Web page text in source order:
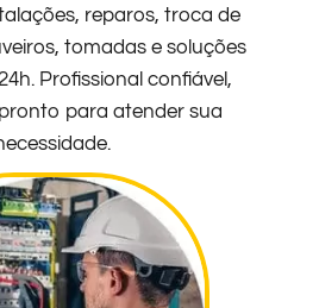
reparos, troca de
tomadas e soluções
Profissional confiável,
para atender sua